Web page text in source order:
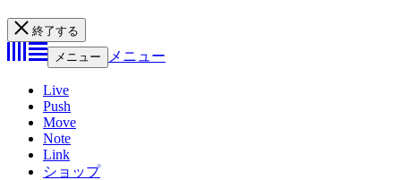
終了する
メニュー
メニュー
Live
Push
Move
Note
Link
ショップ